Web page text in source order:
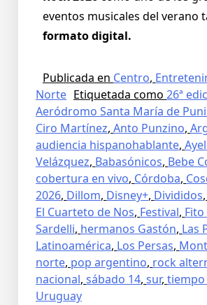
eventos musicales del verano
formato digital.
Publicada en Centro,
Norte Etiquetada como 26ª
Aeródromo Santa María de
Ciro Martínez, Anto Punzino,
audiencia hispanohablante,
Velázquez, Babasónicos, Bebe
cobertura en vivo, Córdoba,
2026, Dillom, Disney+, Divididos,
El Cuarteto de Nos, Festival, Fito
Sardelli, hermanos Gastón, Las
Latinoamérica, Los Persas,
norte, pop argentino, rock
nacional, sábado 14, sur, tiempo
Uruguay